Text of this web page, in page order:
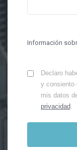
Información
Declaro
y consiento
mis datos
privacidad.